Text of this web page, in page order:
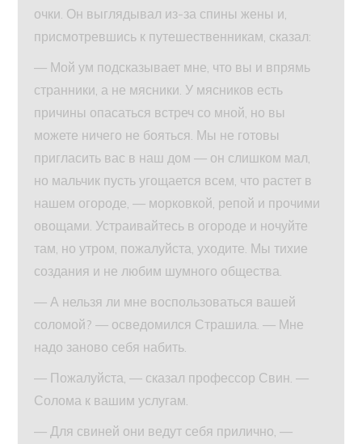
очки. Он выглядывал из-за спины жены и,
присмотревшись к путешественникам, сказал:
— Мой ум подсказывает мне, что вы и впрямь
странники, а не мясники. У мясников есть
причины опасаться встреч со мной, но вы
можете ничего не бояться. Мы не готовы
пригласить вас в наш дом — он слишком мал,
но мальчик пусть угощается всем, что растет в
нашем огороде, — морковкой, репой и прочими
овощами. Устраивайтесь в огороде и ночуйте
там, но утром, пожалуйста, уходите. Мы тихие
создания и не любим шумного общества.
— А нельзя ли мне воспользоваться вашей
соломой? — осведомился Страшила. — Мне
надо заново себя набить.
— Пожалуйста, — сказал профессор Свин. —
Солома к вашим услугам.
— Для свиней они ведут себя прилично, —